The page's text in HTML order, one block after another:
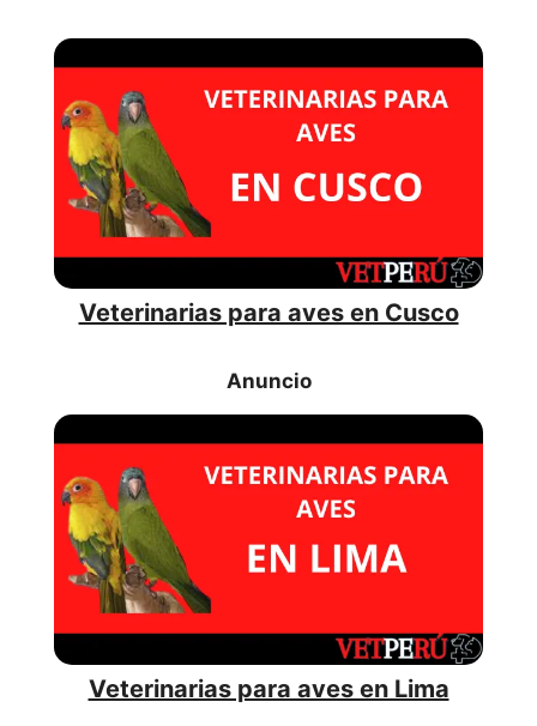
Veterinarias para aves en Cusco
Veterinarias para aves en Lima